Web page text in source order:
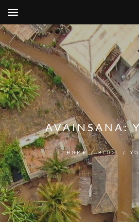
AVAINSANA:
HOME/BLOGI /